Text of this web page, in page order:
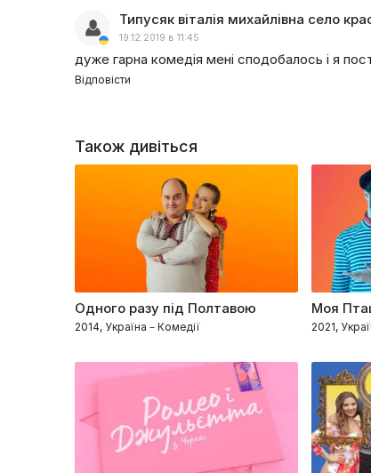
Типусяк віталія михайлівна село
19.12.2019 в 11:45
дуже гарна комедія мені сподобалось і я
Відповісти
Також дивіться
Одного разу під Полтавою
2014, Україна – Комедії
Моя
2021,